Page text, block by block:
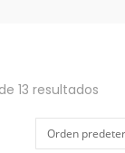
13 resultados